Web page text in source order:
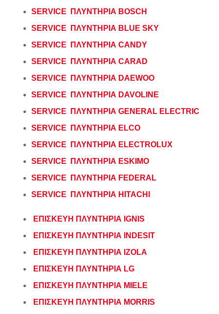
SERVICE ΠΛΥΝΤΗΡΙΑ BOSCH
SERVICE ΠΛΥΝΤΗΡΙΑ BLUE SKY
SERVICE ΠΛΥΝΤΗΡΙΑ CANDY
SERVICE ΠΛΥΝΤΗΡΙΑ CARAD
SERVICE ΠΛΥΝΤΗΡΙΑ DAEWOO
SERVICE ΠΛΥΝΤΗΡΙΑ DAVOLINE
SERVICE ΠΛΥΝΤΗΡΙΑ GENERAL ELECTRIC
SERVICE ΠΛΥΝΤΗΡΙΑ ELCO
SERVICE ΠΛΥΝΤΗΡΙΑ ELECTROLUX
SERVICE ΠΛΥΝΤΗΡΙΑ ESKIMO
SERVICE ΠΛΥΝΤΗΡΙΑ FEDERAL
SERVICE ΠΛΥΝΤΗΡΙΑ HITACHI
ΕΠΙΣΚΕΥΗ ΠΛΥΝΤΗΡΙΑ IGNIS
ΕΠΙΣΚΕΥΗ ΠΛΥΝΤΗΡΙΑ INDESIT
ΕΠΙΣΚΕΥΗ ΠΛΥΝΤΗΡΙΑ IZOLA
ΕΠΙΣΚΕΥΗ ΠΛΥΝΤΗΡΙΑ LG
ΕΠΙΣΚΕΥΗ ΠΛΥΝΤΗΡΙΑ MIELE
ΕΠΙΣΚΕΥΗ ΠΛΥΝΤΗΡΙΑ MORRIS